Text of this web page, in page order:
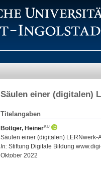
Säulen einer (digitalen)
Titelangaben
Böttger, Heiner
:
Säulen einer (digitalen) LERNwerk-
In: Stiftung Digitale Bildung
Oktober 2022